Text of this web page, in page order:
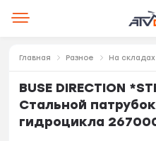
Главная Разное На складах
BUSE DIRECTION
Стальной
гидроцикла